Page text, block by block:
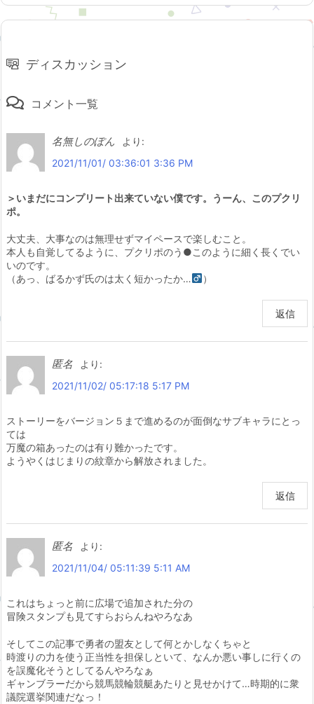
ディスカッション
コメント一覧
名無しのぽん
より:
2021/11/01/ 03:36:01 3:36 PM
＞いまだにコンプリート出来ていない僕です。うーん、このプクリ
ポ。
大丈夫、大事なのは無理せずマイペースで楽しむこと。
本人も自覚してるように、プクリポのう●このように細く長くでい
いのです。
（あっ、ばるかず氏のは太く短かったか…
）
返信
匿名
より:
2021/11/02/ 05:17:18 5:17 PM
ストーリーをバージョン５まで進めるのが面倒なサブキャラにとっ
ては
万魔の箱あったのは有り難かったです。
ようやくはじまりの紋章から解放されました。
返信
匿名
より:
2021/11/04/ 05:11:39 5:11 AM
これはちょっと前に広場で追加された分の
冒険スタンプも見てすらおらんねやろなあ
そしてこの記事で勇者の盟友として何とかしなくちゃと
時渡りの力を使う正当性を担保しといて、なんか悪い事しに行くの
を誤魔化そうとしてるんやろなぁ
ギャンブラーだから競馬競輪競艇あたりと見せかけて…時期的に衆
議院選挙関連だなっ！